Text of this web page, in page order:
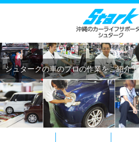
シュタークの車のプロの作業をご紹介！